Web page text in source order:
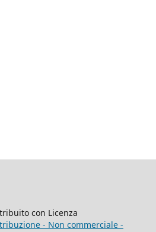
con Licenza
- Non commerciale -